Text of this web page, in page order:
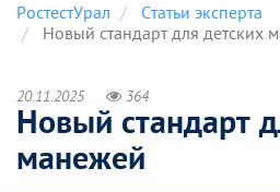
РостестУрал
Статьи эксперта
Новый стандарт для детских
20.11.2025 364
Новый стандарт
манежей